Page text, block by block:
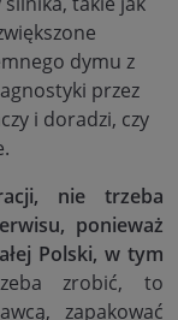
dymu z
przez
i doradzi, czy
nie trzeba
ponieważ
Polski, w tym
zrobić, to
zapakować